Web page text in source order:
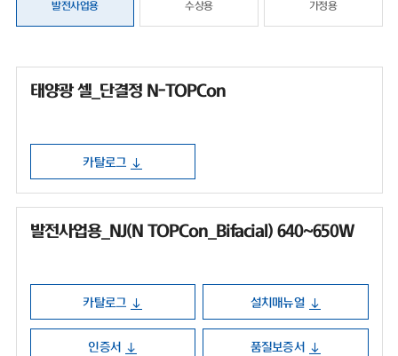
발전사업용 수상용 가정용
태양광 셀_단결정 N-TOPCon
카탈로그
발전사업용_NJ(N TOPCon_Bifacial) 640~650W
카탈로그 설치매뉴얼
인증서 품질보증서